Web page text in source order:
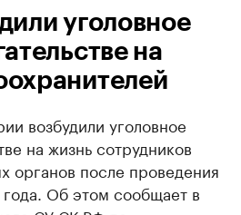
уголовное
на
возбудили уголовное
на жизнь сотрудников
органов после проведения
Об этом сообщает в